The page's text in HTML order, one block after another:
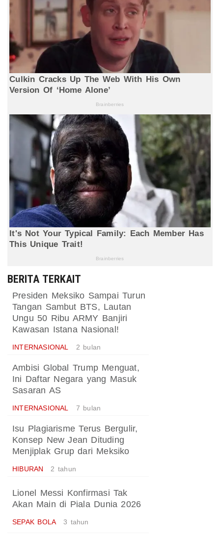
BERITA TERKAIT
Presiden Meksiko Sampai Turun
Tangan Sambut BTS, Lautan
Ungu 50 Ribu ARMY Banjiri
Kawasan Istana Nasional!
INTERNASIONAL 2 bulan
Ambisi Global Trump Menguat,
Ini Daftar Negara yang Masuk
Sasaran AS
INTERNASIONAL 7 bulan
Isu Plagiarisme Terus Bergulir,
Konsep New Jean Dituding
Menjiplak Grup dari Meksiko
HIBURAN 2 tahun
Lionel Messi Konfirmasi Tak
Akan Main di Piala Dunia 2026
SEPAK BOLA 3 tahun